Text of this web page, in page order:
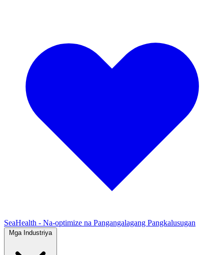
SeaHealth - Na-optimize na Pangangalagang Pangkalusugan
Mga Industriya